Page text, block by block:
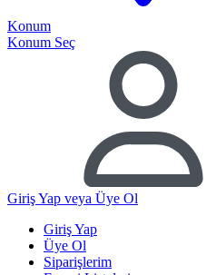
Konum
Konum Seç
Giriş Yap veya Üye Ol
Giriş Yap
Üye Ol
Siparişlerim